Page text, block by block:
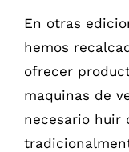
En otras
hemos
ofrecer
maquinas de
necesario huir